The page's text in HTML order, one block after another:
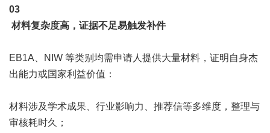
03
材料复杂度高，证据不足易触发补件
EB1A、NIW 等类别均需申请人提供大量材料，证明自身杰
出能力或国家利益价值：
材料涉及学术成果、行业影响力、推荐信等多维度，整理与
审核耗时久；